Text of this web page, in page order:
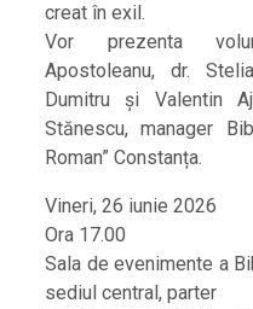
creat în exil.
Vor prezenta
Apostoleanu, dr.
Dumitru și Valentin
Stănescu, manager
Roman” Constanța.
Vineri, 26 iunie 2026
Ora 17.00
Sala de evenimente a
sediul central, parter